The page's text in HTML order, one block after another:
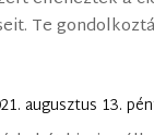
Te
augusztus 13.